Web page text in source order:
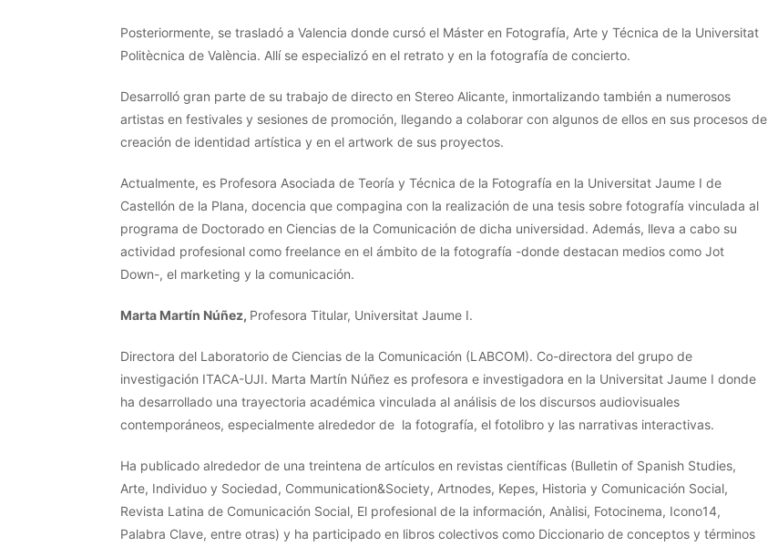
Posteriormente, se trasladó a Valencia donde cursó el Máster en Fotografía, Arte y Técnica de la Universitat
Politècnica de València. Allí se especializó en el retrato y en la fotografía de concierto.
Desarrolló gran parte de su trabajo de directo en Stereo Alicante, inmortalizando también a numerosos
artistas en festivales y sesiones de promoción, llegando a colaborar con algunos de ellos en sus procesos de
creación de identidad artística y en el artwork de sus proyectos.
Actualmente, es Profesora Asociada de Teoría y Técnica de la Fotografía en la Universitat Jaume I de
Castellón de la Plana, docencia que compagina con la realización de una tesis sobre fotografía vinculada al
programa de Doctorado en Ciencias de la Comunicación de dicha universidad. Además, lleva a cabo su
actividad profesional como freelance en el ámbito de la fotografía -donde destacan medios como Jot
Down-, el marketing y la comunicación.
Marta Martín Núñez, Profesora Titular, Universitat Jaume I.
Directora del Laboratorio de Ciencias de la Comunicación (LABCOM). Co-directora del grupo de
investigación ITACA-UJI. Marta Martín Núñez es profesora e investigadora en la Universitat Jaume I donde
ha desarrollado una trayectoria académica vinculada al análisis de los discursos audiovisuales
contemporáneos, especialmente alrededor de la fotografía, el fotolibro y las narrativas interactivas.
Ha publicado alrededor de una treintena de artículos en revistas científicas (Bulletin of Spanish Studies,
Arte, Individuo y Sociedad, Communication&Society, Artnodes, Kepes, Historia y Comunicación Social,
Revista Latina de Comunicación Social, El profesional de la información, Anàlisi, Fotocinema, Icono14,
Palabra Clave, entre otras) y ha participado en libros colectivos como Diccionario de conceptos y términos